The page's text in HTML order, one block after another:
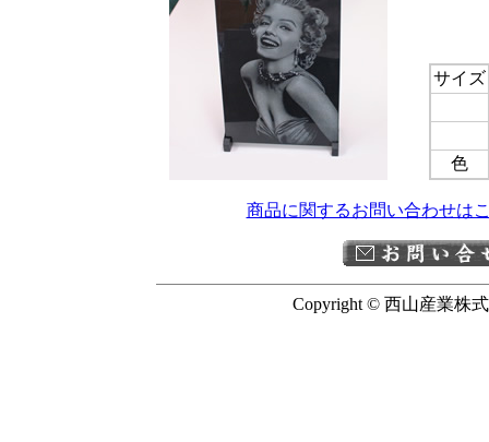
サイズ
色
商品に関するお問い合わせは
Copyright © 西山産業株